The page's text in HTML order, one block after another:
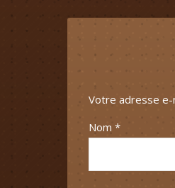
Votre adresse e-
Nom *